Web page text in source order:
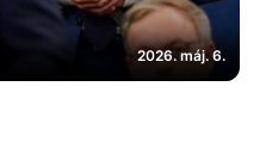
2026. máj. 6.